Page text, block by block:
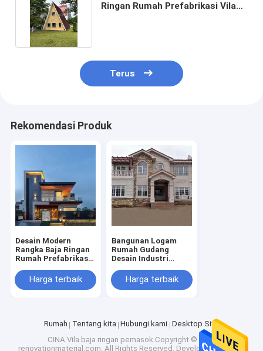
Ringan Rumah Prefabrikasi Vila
Terus
Rekomendasi Produk
Desain Modern
Rangka Baja Ringan
Rumah Prefabrikasi
Dua Lantai
Harga terbaik
Bangunan Logam
Rumah Gudang
Desain Industri
Prefab Baja Ringan
Villa
Harga terbaik
Rumah Tentang kita Hubungi kami Desktop Site
CINA Vila baja ringan pemasok.Copyright © 2023
renovationmaterial.com. All Rights Reserved. Developed by ECER